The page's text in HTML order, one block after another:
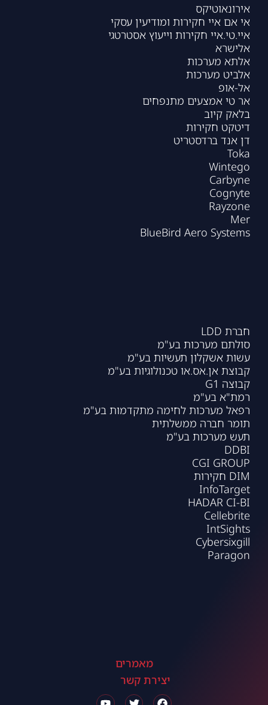
אירונאוטיקס
אי אם איי חקירות ומודיעין עסקי
איי.טי.איי חקירות וייעוץ אסטרטגי
אלישרא
אלתא מערכות
אלביט מערכות
אל-אופ
אר טי אמצעים מתנפחים
בלאק קיוב
דיטקט חקירות
דן אנד ברדסטריט
Toka
Wintego
Carbyne
Cognyte
Rayzone
Mer
BlueBird Aero Systems
חברת LDD
סולתם מערכות בע"מ
עשות אשקלון תעשיות בע"מ
קבוצת אן.אס.או טכנולוגיות בע"מ
קבוצה G1
רמת"א בע"מ
רפאל מערכות לחימה מתקדמות בע"מ
תומר חברה ממשלתית
תעש מערכות בע"מ
DDBI
CGI GROUP
DIM חקירות
InfoTarget
HADAR CI-BI
Cellebrite
IntSights
Cybersixgill
Paragon
מאמרים
יצירת קשר